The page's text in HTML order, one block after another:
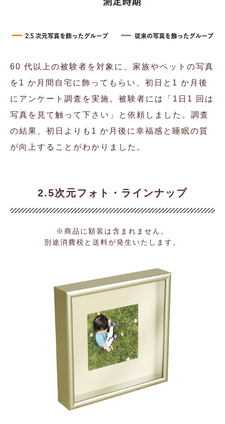
60 代以上の被験者を対象に、家族やペットの写真
を1 か月間自宅に飾ってもらい、初日と1 か月後
にアンケート調査を実施。被験者には「1日1 回は
写真を見て触って下さい」と依頼しました。調査
の結果、初日よりも1 か月後に幸福感と睡眠の質
が向上することがわかりました。
2.5次元フォト・ラインナップ
※商品に額装は含まれません。
別途消費税と送料が発生いたします。